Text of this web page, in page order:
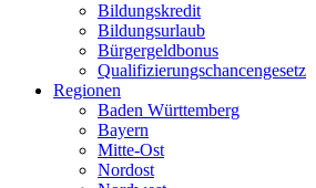
Bildungskredit
Bildungsurlaub
Bürgergeldbonus
Qualifizierungschancengesetz
Regionen
Baden Württemberg
Bayern
Mitte-Ost
Nordost